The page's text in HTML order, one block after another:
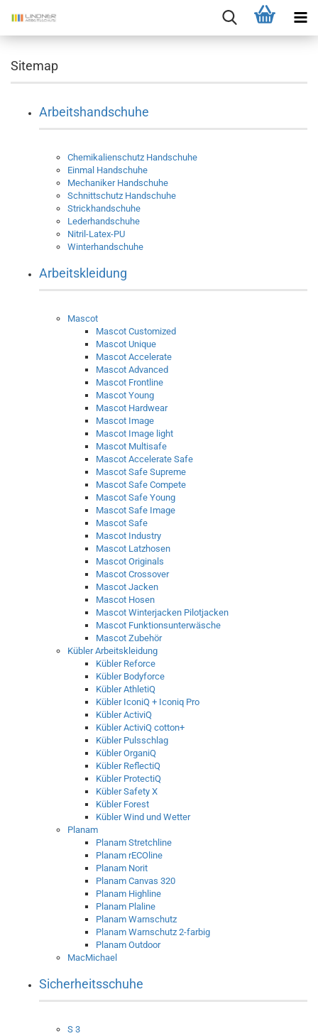
Sitemap
Arbeitshandschuhe
Chemikalienschutz Handschuhe
Einmal Handschuhe
Mechaniker Handschuhe
Schnittschutz Handschuhe
Strickhandschuhe
Lederhandschuhe
Nitril-Latex-PU
Winterhandschuhe
Arbeitskleidung
Mascot
Mascot Customized
Mascot Unique
Mascot Accelerate
Mascot Advanced
Mascot Frontline
Mascot Young
Mascot Hardwear
Mascot Image
Mascot Image light
Mascot Multisafe
Mascot Accelerate Safe
Mascot Safe Supreme
Mascot Safe Compete
Mascot Safe Young
Mascot Safe Image
Mascot Safe
Mascot Industry
Mascot Latzhosen
Mascot Originals
Mascot Crossover
Mascot Jacken
Mascot Hosen
Mascot Winterjacken Pilotjacken
Mascot Funktionsunterwäsche
Mascot Zubehör
Kübler Arbeitskleidung
Kübler Reforce
Kübler Bodyforce
Kübler AthletiQ
Kübler IconiQ + Iconiq Pro
Kübler ActiviQ
Kübler ActiviQ cotton+
Kübler Pulsschlag
Kübler OrganiQ
Kübler ReflectiQ
Kübler ProtectiQ
Kübler Safety X
Kübler Forest
Kübler Wind und Wetter
Planam
Planam Stretchline
Planam rECOline
Planam Norit
Planam Canvas 320
Planam Highline
Planam Plaline
Planam Warnschutz
Planam Warnschutz 2-farbig
Planam Outdoor
MacMichael
Sicherheitsschuhe
S 3